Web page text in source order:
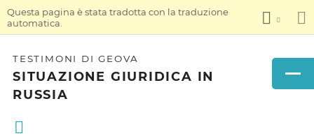
Questa pagina è stata tradotta con la traduzione
automatica.
TESTIMONI DI GEOVA
SITUAZIONE GIURIDICA IN
RUSSIA